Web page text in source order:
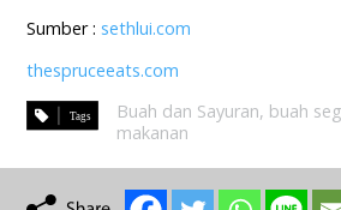
Sumber : sethlui.com
thespruceeats.com
Buah dan Sayuran, buah
makanan